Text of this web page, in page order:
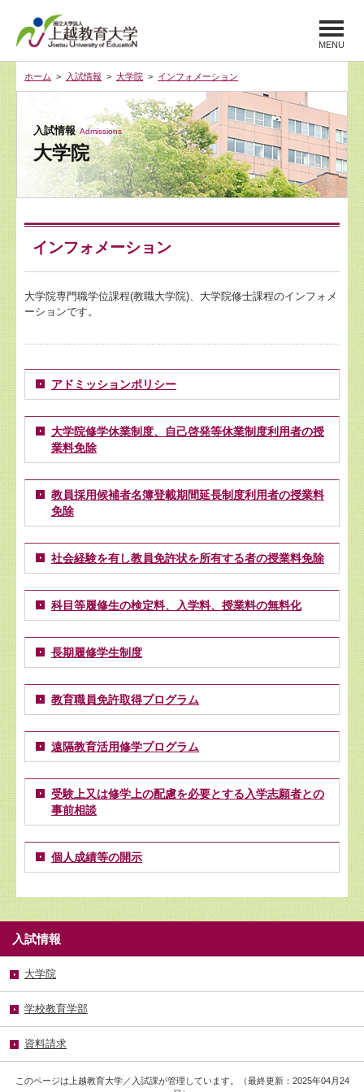
MENU
ホーム > 入試情報 > 大学院 > インフォメーション
入試情報 Admissions
大学院
インフォメーション
大学院専門職学位課程(教職大学院)、大学院修士課程のインフォメ
ーションです。
アドミッションポリシー
大学院修学休業制度、自己啓発等休業制度利用者の授
業料免除
教員採用候補者名簿登載期間延長制度利用者の授業料
免除
社会経験を有し教員免許状を所有する者の授業料免除
科目等履修生の検定料、入学料、授業料の無料化
長期履修学生制度
教育職員免許取得プログラム
遠隔教育活用修学プログラム
受験上又は修学上の配慮を必要とする入学志願者との
事前相談
個人成績等の開示
入試情報
大学院
学校教育学部
資料請求
このページは上越教育大学／入試課が管理しています。（最終更新：2025年04月24